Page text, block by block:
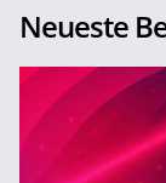
Neueste